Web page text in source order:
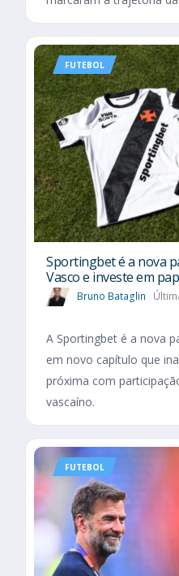
FUTEBOL
Sportingbet é a nova
Vasco e investe em
Bruno Bataglin
A Sportingbet é a nova
em novo capítulo que
próxima com
vascaíno.
FUTEBOL